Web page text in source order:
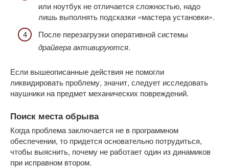
или ноутбук не отличается сложностью, надо
лишь выполнять подсказки «мастера установки».
После перезагрузки оперативной системы
драйвера активируются.
Если вышеописанные действия не помогли
ликвидировать проблему, значит, следует исследовать
наушники на предмет механических повреждений.
Поиск места обрыва
Когда проблема заключается не в программном
обеспечении, то придется основательно потрудиться,
чтобы выяснить, почему не работает один из динамиков
при исправном втором.